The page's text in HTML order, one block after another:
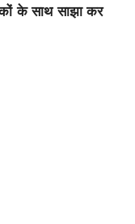
के साथ साझा कर